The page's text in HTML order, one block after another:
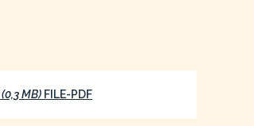
(0,3 MB) FILE-PDF